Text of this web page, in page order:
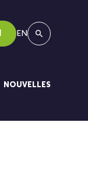
EN
NOUVELLES